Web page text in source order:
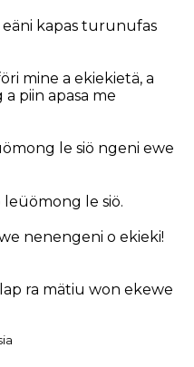
kapas turunufas
mine a ekiekietä, a
piin apasa me
le siö ngeni ewe
le siö.
nenengeni o ekieki!
ra mätiu won ekewe